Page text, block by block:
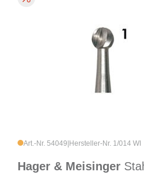
Art.-Nr. 54049 Hersteller-Nr. 1/014 WI
Hager & Meisinger